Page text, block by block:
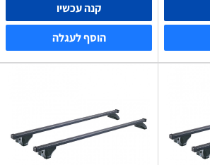
קנה עכשיו
הוסף לעגלה